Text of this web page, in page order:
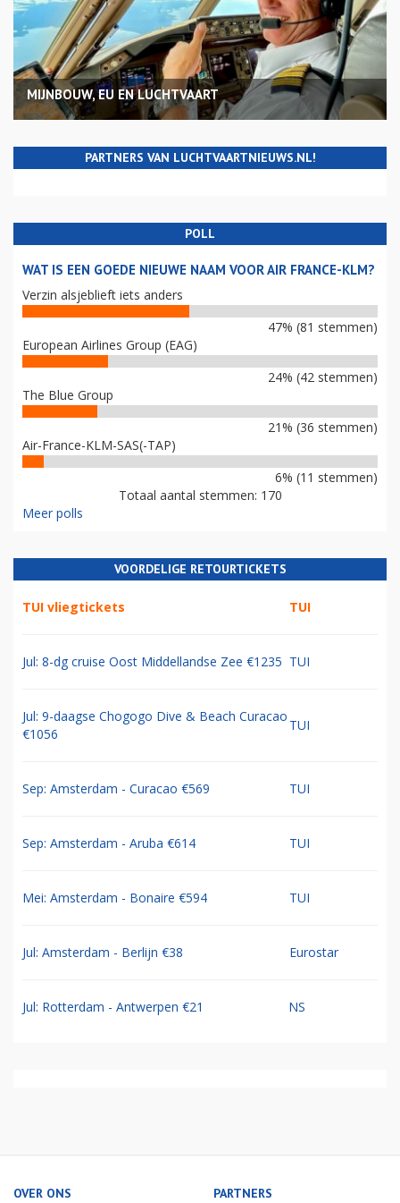
MIJNBOUW, EU EN LUCHTVAART
PARTNERS VAN LUCHTVAARTNIEUWS.NL!
POLL
WAT IS EEN GOEDE NIEUWE NAAM VOOR AIR FRANCE-KLM?
Verzin alsjeblieft iets anders
47% (81 stemmen)
European Airlines Group (EAG)
24% (42 stemmen)
The Blue Group
21% (36 stemmen)
Air-France-KLM-SAS(-TAP)
6% (11 stemmen)
Totaal aantal stemmen: 170
Meer polls
VOORDELIGE RETOURTICKETS
TUI vliegtickets TUI
Jul: 8-dg cruise Oost Middellandse Zee €1235 TUI
Jul: 9-daagse Chogogo Dive & Beach Curacao
€1056
TUI
Sep: Amsterdam - Curacao €569 TUI
Sep: Amsterdam - Aruba €614 TUI
Mei: Amsterdam - Bonaire €594 TUI
Jul: Amsterdam - Berlijn €38 Eurostar
Jul: Rotterdam - Antwerpen €21 NS
OVER ONS PARTNERS